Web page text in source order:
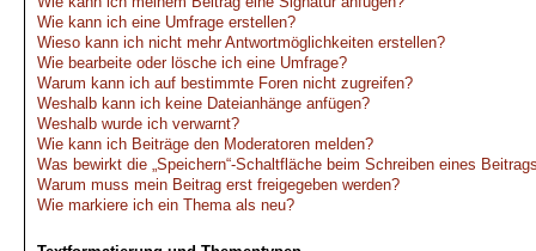
Wie kann ich eine Umfrage erstellen?
Wieso kann ich nicht mehr Antwortmöglichkeiten erstellen?
Wie bearbeite oder lösche ich eine Umfrage?
Warum kann ich auf bestimmte Foren nicht zugreifen?
Weshalb kann ich keine Dateianhänge anfügen?
Weshalb wurde ich verwarnt?
Wie kann ich Beiträge den Moderatoren melden?
Was bewirkt die „Speichern“-Schaltfläche beim Schreiben eines
Warum muss mein Beitrag erst freigegeben werden?
Wie markiere ich ein Thema als neu?